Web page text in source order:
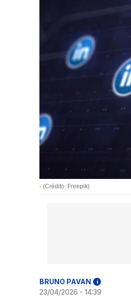
- (Crédito: Freepik)
BRUNO PAVAN i
23/04/2026 - 14:39